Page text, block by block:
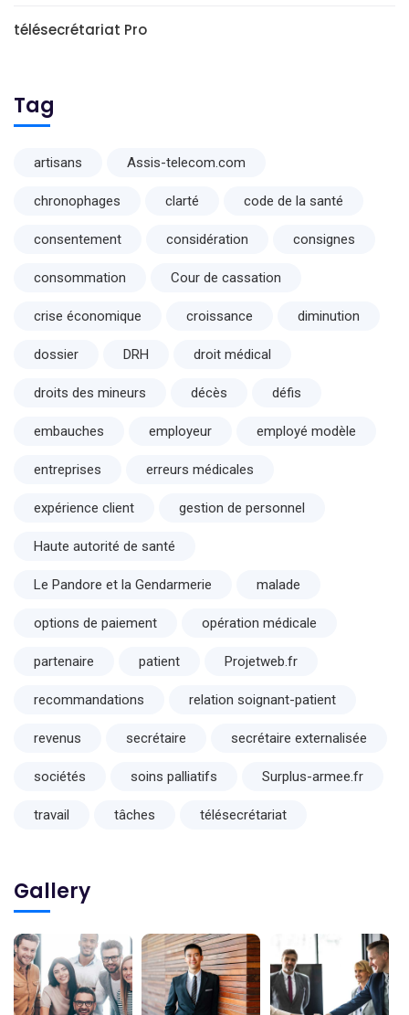
télésecrétariat Pro
Tag
artisans Assis-telecom.com
chronophages clarté code de la santé
consentement considération consignes
consommation Cour de cassation
crise économique croissance diminution
dossier DRH droit médical
droits des mineurs décès défis
embauches employeur employé modèle
entreprises erreurs médicales
expérience client gestion de personnel
Haute autorité de santé
Le Pandore et la Gendarmerie malade
options de paiement opération médicale
partenaire patient Projetweb.fr
recommandations relation soignant-patient
revenus secrétaire secrétaire externalisée
sociétés soins palliatifs Surplus-armee.fr
travail tâches télésecrétariat
Gallery